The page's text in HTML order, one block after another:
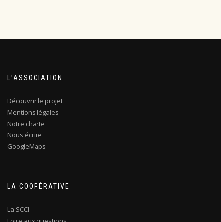
L’ASSOCIATION
Découvrir le projet
Mentions légales
Notre charte
Nous écrire
GoogleMaps
LA COOPÉRATIVE
La SCCI